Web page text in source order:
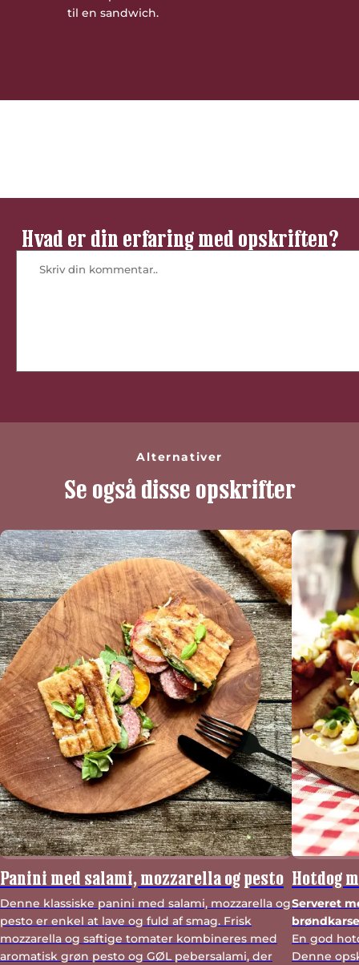
til en sandwich.
Hvad er din erfaring med opskriften?
Alternativer
Se også disse opskrifter
Panini med salami, mozzarella og pesto
Denne klassiske panini med salami, mozzarella og
pesto er enkel at lave og fuld af smag. Frisk
mozzarella og saftige tomater kombineres med
aromatisk grøn pesto og GØL pebersalami, der
Hotdog
Serveret
brøndkarse
En god
Denne